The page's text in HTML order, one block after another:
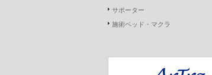
サポーター
施術ベッド・マクラ